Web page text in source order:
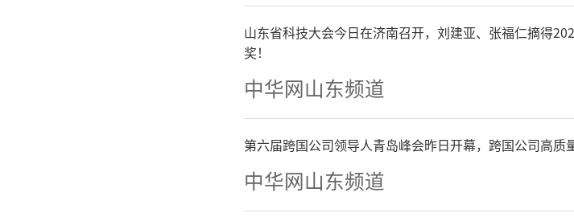
协同共享、纵向贯通联动
到实现数据互联互通、业
提升，通过三个“一体化
协同、整体智治、数据赋
在的数据共享障碍、政务
山东省科技大会今日在济南召开，刘建亚、张福仁摘得
奖！
中华网山东频道
第六届跨国公司领导人青岛峰会昨日开幕，跨国公司高质
中华网山东频道